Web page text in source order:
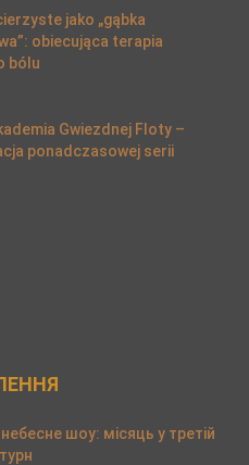
jako „gąbka
obiecująca terapia
bólu
Gwiezdnej Floty –
ponadczasowej serii
шоу: місяць у третій